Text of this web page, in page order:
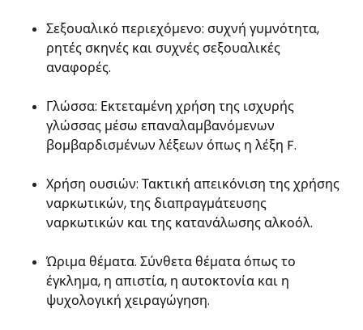
Σεξουαλικό περιεχόμενο: συχνή γυμνότητα,
ρητές σκηνές και συχνές σεξουαλικές
αναφορές.
Γλώσσα: Εκτεταμένη χρήση της ισχυρής
γλώσσας μέσω επαναλαμβανόμενων
βομβαρδισμένων λέξεων όπως η λέξη F.
Χρήση ουσιών: Τακτική απεικόνιση της χρήσης
ναρκωτικών, της διαπραγμάτευσης
ναρκωτικών και της κατανάλωσης αλκοόλ.
Ώριμα θέματα. Σύνθετα θέματα όπως το
έγκλημα, η απιστία, η αυτοκτονία και η
ψυχολογική χειραγώγηση.